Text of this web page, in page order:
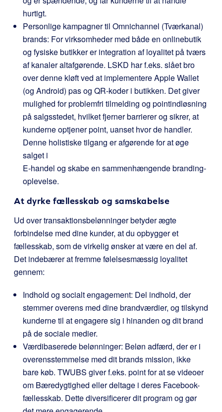
hurtigt.
Personlige kampagner til Omnichannel (Tværkanal)
brands: For virksomheder med både en onlinebutik
og fysiske butikker er integration af loyalitet på tværs
af kanaler altafgørende. LSKD har f.eks. slået bro
over denne kløft ved at implementere Apple Wallet
(og Android) pas og QR-koder i butikken. Det giver
mulighed for problemfri tilmelding og pointindløsning
på salgsstedet, hvilket fjerner barrierer og sikrer, at
kunderne optjener point, uanset hvor de handler.
Denne holistiske tilgang er afgørende for at øge
salget i
E-handel og skabe en sammenhængende branding-
oplevelse.
At dyrke fællesskab og samskabelse
Ud over transaktionsbelønninger betyder ægte
forbindelse med dine kunder, at du opbygger et
fællesskab, som de virkelig ønsker at være en del af.
Det indebærer at fremme følelsesmæssig loyalitet
gennem:
Indhold og socialt engagement: Del indhold, der
stemmer overens med dine brandværdier, og tilskynd
kunderne til at engagere sig i hinanden og dit brand
på de sociale medier.
Værdibaserede belønninger: Beløn adfærd, der er i
overensstemmelse med dit brands mission, ikke
bare køb. TWUBS giver f.eks. point for at se videoer
om Bæredygtighed eller deltage i deres Facebook-
fællesskab. Dette diversificerer dit program og gør